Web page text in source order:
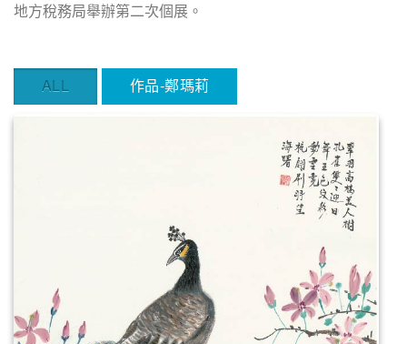
地方稅務局舉辦第二次個展。
ALL 作品-鄭瑪莉